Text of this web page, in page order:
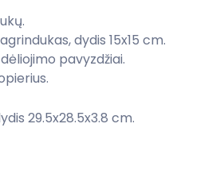
dydis 15x15 cm.
pavyzdžiai.
29.5x28.5x3.8 cm.